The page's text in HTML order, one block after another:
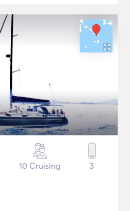
10 Cruising 3